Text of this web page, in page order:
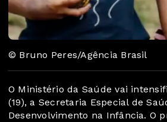
© Bruno Peres/Agência Brasil
O Ministério da Saúde vai
(19), a Secretaria Especial de
Desenvolvimento na Infância. O